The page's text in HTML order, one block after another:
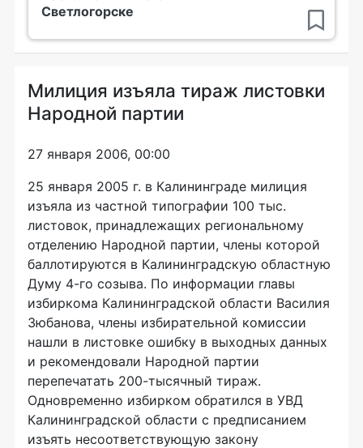
Светлогорске
Милиция изъяла тираж листовки
Народной партии
27 января 2006, 00:00
25 января 2005 г. в Калининграде милиция
изъяла из частной типографии 100 тыс.
листовок, принадлежащих региональному
отделению Народной партии, члены которой
баллотируются в Калининградскую областную
Думу 4-го созыва. По информации главы
избиркома Калининградской области Василия
Зюбанова, члены избирательной комиссии
нашли в листовке ошибку в выходных данных
и рекомендовали Народной партии
перепечатать 200-тысячный тираж.
Одновременно избирком обратился в УВД
Калининградской области с предписанием
изъять несоответствующую закону